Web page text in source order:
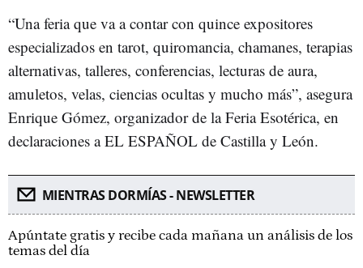
“Una feria que va a contar con quince expositores
especializados en tarot, quiromancia, chamanes, terapias
alternativas, talleres, conferencias, lecturas de aura,
amuletos, velas, ciencias ocultas y mucho más”, asegura
Enrique Gómez, organizador de la Feria Esotérica, en
declaraciones a EL ESPAÑOL de Castilla y León.
MIENTRAS DORMÍAS - NEWSLETTER
Apúntate gratis y recibe cada mañana un análisis de los
temas del día